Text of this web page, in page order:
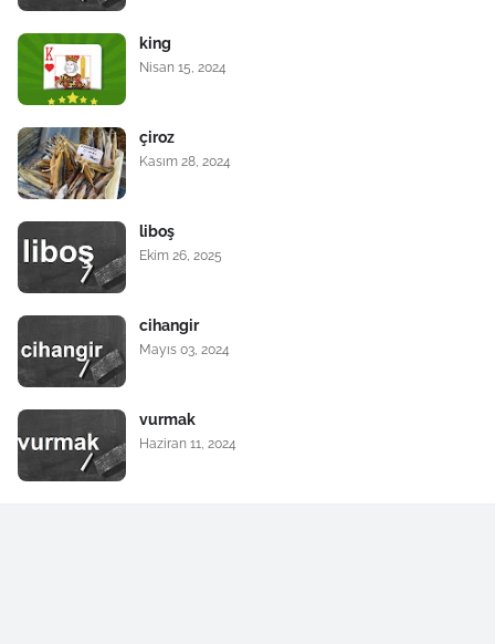
king
Nisan 15, 2024
çiroz
Kasım 28, 2024
liboş
Ekim 26, 2025
cihangir
Mayıs 03, 2024
vurmak
Haziran 11, 2024